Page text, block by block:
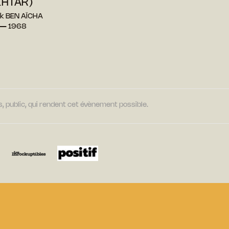
BEN AÏCHA
— 1968
qui rendent cet évènement possible.